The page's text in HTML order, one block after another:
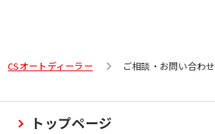
CSオートディーラー ご相談・お問い合わせ
トップページ